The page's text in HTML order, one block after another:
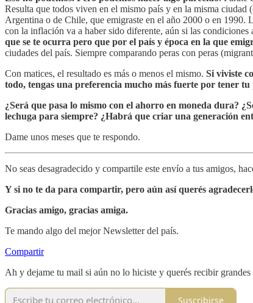
Resulta que todos viven en el mismo país y en la misma ciudad
Argentina o de Chile, que emigraste en el año 2000 o en 1990.
con la inflación va a haber sido diferente, aún si las condiciones
que se te ocurra pero que por el país y época en la que
ciudades del país. Siempre comparando peras con peras
Con matices, el resultado es más o menos el mismo. Si viviste
todo, tengas una preferencia mucho más fuerte por tener tu
¿Será que pasa lo mismo con el ahorro en moneda dura?
lechuga para siempre? ¿Habrá que criar una generación
Dame unos meses que te respondo.
No seas desagradecido y compartile este envío a tus amigos,
Y si no te da para compartir, pero aún así querés
Gracias amigo, gracias amiga.
Te mando algo del mejor Newsletter del país.
Compartir
Ah y dejame tu mail si aún no lo hiciste y querés recibir grandes
Suscribirse